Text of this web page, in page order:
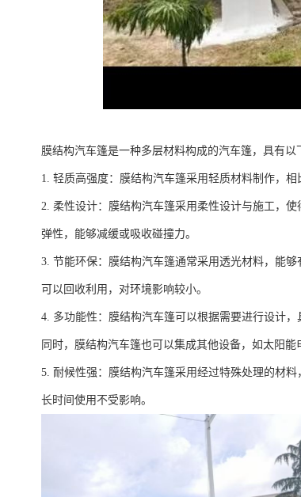
膜结构汽车篷是一种多层材料构成的汽车篷，具有以
1. 轻质高强度：膜结构汽车篷采用轻质材料制作，
2. 柔性设计：膜结构汽车篷采用柔性设计与施工，
弹性，能够减缓或吸收碰撞力。
3. 节能环保：膜结构汽车篷通常采用透光材料，能
可以回收利用，对环境影响较小。
4. 多功能性：膜结构汽车篷可以根据需要进行设计
同时，膜结构汽车篷也可以集成其他设备，如太阳能
5. 耐候性强：膜结构汽车篷采用经过特殊处理的材
长时间使用不受影响。